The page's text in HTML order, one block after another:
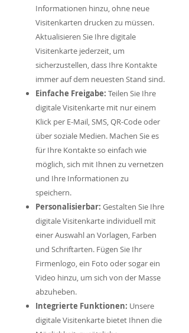
Informationen hinzu, ohne neue
Visitenkarten drucken zu müssen.
Aktualisieren Sie Ihre digitale
Visitenkarte jederzeit, um
sicherzustellen, dass Ihre Kontakte
immer auf dem neuesten Stand sind.
Einfache Freigabe: Teilen Sie Ihre
digitale Visitenkarte mit nur einem
Klick per E-Mail, SMS, QR-Code oder
über soziale Medien. Machen Sie es
für Ihre Kontakte so einfach wie
möglich, sich mit Ihnen zu vernetzen
und Ihre Informationen zu
speichern.
Personalisierbar: Gestalten Sie Ihre
digitale Visitenkarte individuell mit
einer Auswahl an Vorlagen, Farben
und Schriftarten. Fügen Sie Ihr
Firmenlogo, ein Foto oder sogar ein
Video hinzu, um sich von der Masse
abzuheben.
Integrierte Funktionen: Unsere
digitale Visitenkarte bietet Ihnen die